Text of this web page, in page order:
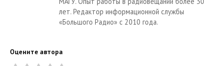
лет. Редактор информационной службы
«Большого Радио» с 2010 года.
Оцените автора